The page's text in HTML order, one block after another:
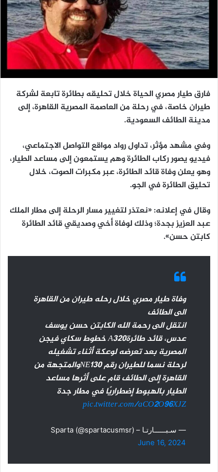
فارق طيار مصري الحياة خلال تحليقه بطائرة تابعة لشركة
طيران خاصة، في رحلة من العاصمة المصرية القاهرة، إلى
مدينة الطائف السعودية.
وفي مشهد مؤثر، تداول رواد مواقع التواصل الاجتماعي،
فيديو يصور ركاب الطائرة وهم يستمعون إلى مساعد الطيار،
وهو يعلن وفاة قائد الطائرة، عبر مكبرات الصوت، خلال
تحليق الطائرة في الجو.
وقال في إعلانه: «نعتذر لتغيير مسار الرحلة إلى مطار الملك
عبد العزيز بجدة؛ وذلك لوفاة أخي وصديقي قائد الطائرة
كابتن حسن».
وفاة طيار مصري خلال رحله طيران من القاهرة
الى الطائف
انتقل الى رحمة الله الكابتن حسن يوسف
عدس، قائد طائرةA320 خطوط سكاي فيجن
المصرية بعد تعرضه لوعكة أثناء تشغيله
لرحلة نسما للطيران رقم NE130​والمتجهة من
القاهرة إلى الطائف قام على أثرها مساعد
الطيار بالهبوط إضطراريًا في مطار جدة
pic.twitter.com/aCO2O96XJZ
— سـبــــــارتـا – Sparta (@spartacusmsr)
June 16, 2024